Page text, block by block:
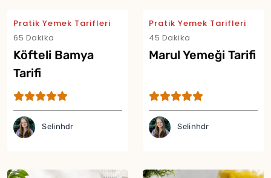
Pratik Yemek Tarifleri
65 Dakika
Köfteli Bamya
Tarifi
Selinhdr
Pratik Yemek Tarifleri
45 Dakika
Marul Yemeği Tarifi
Selinhdr